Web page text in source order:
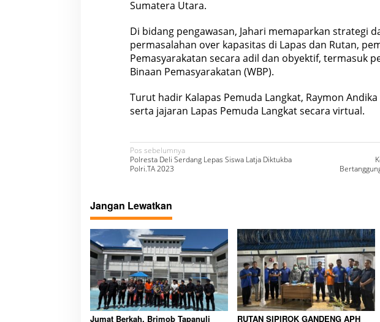
Sumatera Utara.
Di bidang pengawasan, Jahari memaparkan strategi
permasalahan over kapasitas di Lapas dan Rutan,
Pemasyarakatan secara adil dan obyektif, termasuk
Binaan Pemasyarakatan (WBP).
Turut hadir Kalapas Pemuda Langkat, Raymon
serta jajaran Lapas Pemuda Langkat secara virtual.
N
a
i
g
a
s
i
p
o
Pos sebelumnya
Polresta Deli Serdang Lepas Siswa Latja Diktukba
Polri.TA 2023
Jangan Lewatkan
Jumat Berkah, Brimob Tapanuli RUTAN SIPIROK GANDENG APH